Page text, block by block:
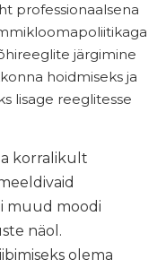
professionaalsena
järgimine
hoidmiseks ja
lisage reeglitesse
korralikult
muud moodi
näol.
olema